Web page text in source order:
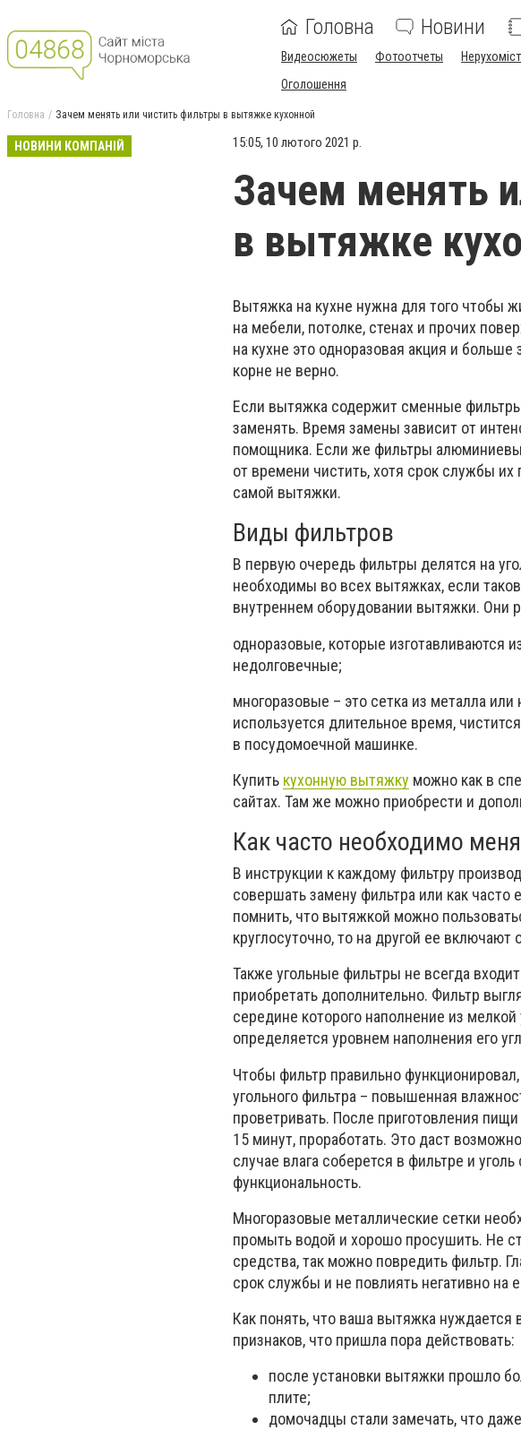
Головна Новини
Видеосюжеты Фотоотчеты
Оголошення
Головна Зачем менять или чистить фильтры в вытяжке кухонной
НОВИНИ КОМПАНІЙ 15:05, 10 лютого 2021 р.
Зачем менять
в вытяжке
Вытяжка на кухне нужна для того чтобы
на мебели, потолке, стенах и прочих
на кухне это одноразовая акция и
корне не верно.
Если вытяжка содержит сменные
заменять. Время замены зависит от
помощника. Если же фильтры
от времени чистить, хотя срок службы
самой вытяжки.
Виды фильтров
В первую очередь фильтры делятся на
необходимы во всех вытяжках, если
внутреннем оборудовании вытяжки. Они
одноразовые, которые изготавливаются
недолговечные;
многоразовые – это сетка из металла
используется длительное время,
в посудомоечной машинке.
Купить кухонную вытяжку можно как в
сайтах. Там же можно приобрести и
Как часто необходимо
В инструкции к каждому фильтру
совершать замену фильтра или как
помнить, что вытяжкой можно
круглосуточно, то на другой ее
Также угольные фильтры не всегда
приобретать дополнительно. Фильтр
середине которого наполнение из
определяется уровнем наполнения его
Чтобы фильтр правильно
угольного фильтра – повышенная
проветривать. После приготовления
15 минут, проработать. Это даст
случае влага соберется в фильтре и
функциональность.
Многоразовые металлические сетки
промыть водой и хорошо просушить. Не
средства, так можно повредить фильтр.
срок службы и не повлиять негативно на
Как понять, что ваша вытяжка нуждается
признаков, что пришла пора действовать:
после установки вытяжки прошло
плите;
домочадцы стали замечать, что